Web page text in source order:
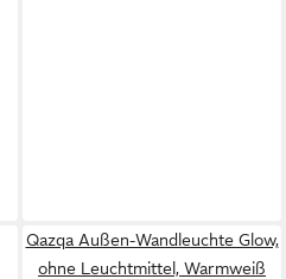
Qazqa Außen-Wandleuchte Glow,
ohne Leuchtmittel, Warmweiß